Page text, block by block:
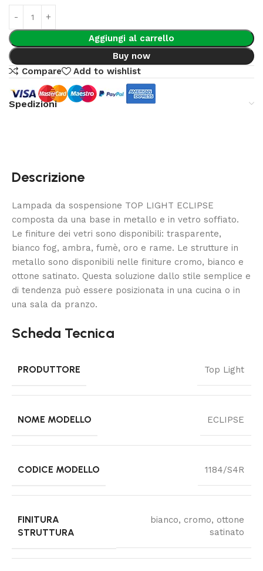
Aggiungi al carrello
Buy now
Compare
Add to wishlist
Spedizioni
Descrizione
Lampada da sospensione TOP LIGHT ECLIPSE
composta da una base in metallo e in vetro soffiato.
Le finiture dei vetri sono disponibili: trasparente,
bianco fog, ambra, fumè, oro e rame. Le strutture in
metallo sono disponibili nelle finiture cromo, bianco e
ottone satinato. Questa soluzione dallo stile semplice e
di tendenza può essere posizionata in una cucina o in
una sala da pranzo.
Scheda Tecnica
PRODUTTORE Top Light
NOME MODELLO ECLIPSE
CODICE MODELLO 1184/S4R
FINITURA
STRUTTURA
bianco, cromo, ottone
satinato